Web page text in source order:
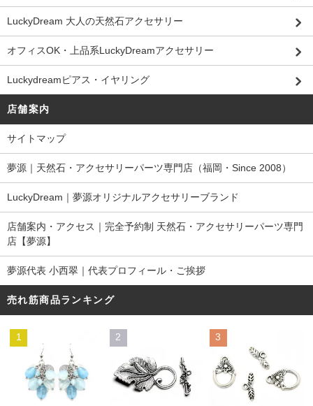
LuckyDream 大人の天然石アクセサリー
オフィスOK・上品系LuckyDreamアクセサリー
Luckydreamピアス・イヤリング
店舗案内
サイトマップ
夢源｜天然石・アクセサリーパーツ専門店（福岡・Since 2008）
LuckyDream｜夢源オリジナルアクセサリーブランド
店舗案内・アクセス｜完全予約制 天然石・アクセサリーパーツ専門
店【夢源】
夢源代表 小西翠｜代表プロフィール・ご挨拶
売れ筋商品ランキング
1 2 3